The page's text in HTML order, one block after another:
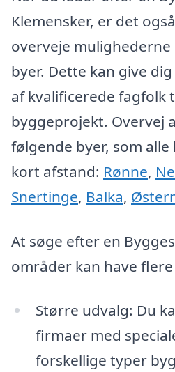
Klemensker, er det
overveje
byer. Dette kan give
af kvalificerede fagfolk
byggeprojekt. Overvej
følgende byer, som
kort afstand: Rønne,
Snertinge, Balka,
At søge efter en
områder kan have
Større udvalg: Du
firmaer med
forskellige typer